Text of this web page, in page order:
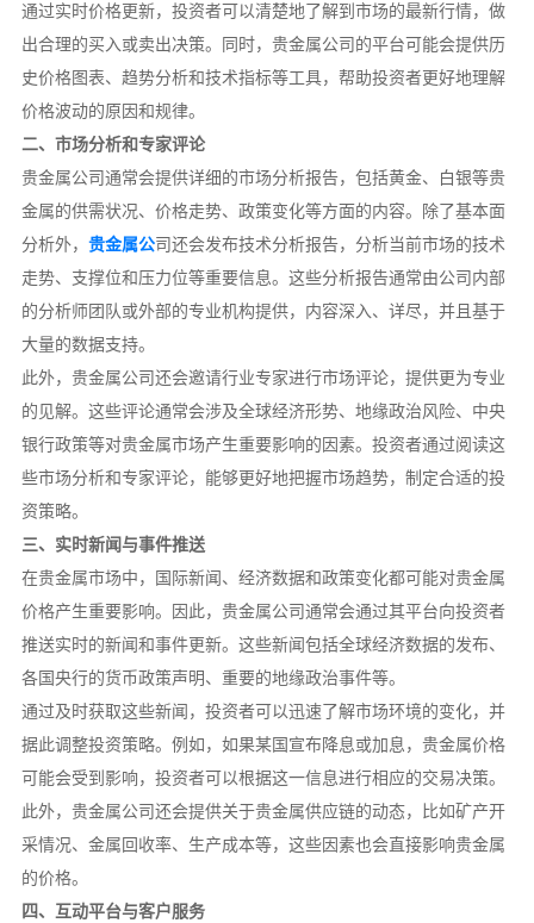
通过实时价格更新，投资者可以清楚地了解到市场的最新行情，做
出合理的买入或卖出决策。同时，贵金属公司的平台可能会提供历
史价格图表、趋势分析和技术指标等工具，帮助投资者更好地理解
价格波动的原因和规律。
二、市场分析和专家评论
贵金属公司通常会提供详细的市场分析报告，包括黄金、白银等贵
金属的供需状况、价格走势、政策变化等方面的内容。除了基本面
分析外， 贵金属公司还会发布技术分析报告，分析当前市场的技术
走势、支撑位和压力位等重要信息。这些分析报告通常由公司内部
的分析师团队或外部的专业机构提供，内容深入、详尽，并且基于
大量的数据支持。
此外，贵金属公司还会邀请行业专家进行市场评论，提供更为专业
的见解。这些评论通常会涉及全球经济形势、地缘政治风险、中央
银行政策等对贵金属市场产生重要影响的因素。投资者通过阅读这
些市场分析和专家评论，能够更好地把握市场趋势，制定合适的投
资策略。
三、实时新闻与事件推送
在贵金属市场中，国际新闻、经济数据和政策变化都可能对贵金属
价格产生重要影响。因此，贵金属公司通常会通过其平台向投资者
推送实时的新闻和事件更新。这些新闻包括全球经济数据的发布、
各国央行的货币政策声明、重要的地缘政治事件等。
通过及时获取这些新闻，投资者可以迅速了解市场环境的变化，并
据此调整投资策略。例如，如果某国宣布降息或加息，贵金属价格
可能会受到影响，投资者可以根据这一信息进行相应的交易决策。
此外，贵金属公司还会提供关于贵金属供应链的动态，比如矿产开
采情况、金属回收率、生产成本等，这些因素也会直接影响贵金属
的价格。
四、互动平台与客户服务